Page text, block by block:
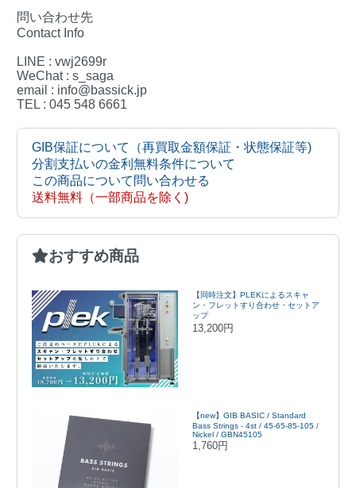
問い合わせ先
Contact Info
LINE : vwj2699r
WeChat : s_saga
email : info@bassick.jp
TEL : 045 548 6661
GIB保証について（再買取金額保証・状態保証等)
分割支払いの金利無料条件について
この商品について問い合わせる
送料無料（一部商品を除く)
おすすめ商品
【同時注文】PLEKによるスキャ
ン・フレットすり合わせ・セットア
ップ
13,200円
【new】GIB BASIC / Standard
Bass Strings - 4st / 45-65-85-105 /
Nickel / GBN45105
1,760円